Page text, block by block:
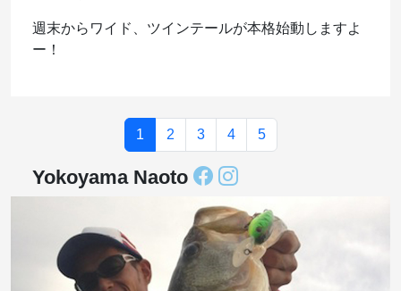
週末からワイド、ツインテールが本格始動しますよ
ー！
1 2 3 4 5
Yokoyama Naoto